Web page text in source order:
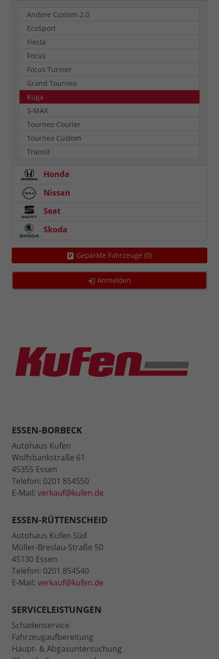
Andere Custom 2.0
EcoSport
Fiesta
Focus
Focus Turnier
Grand Tourneo
Kuga
S-MAX
Tourneo Courier
Tourneo Custom
Transit
Honda
Nissan
Seat
Skoda
Geparkte Fahrzeuge (0)
Anmelden
ESSEN-BORBECK
Autohaus Kufen
Wolfsbankstraße 61
45355 Essen
Telefon: 0201 854550
E-Mail: verkauf@kufen.de
ESSEN-RÜTTENSCHEID
Autohaus Kufen Süd
Müller-Breslau-Straße 50
45130 Essen
Telefon: 0201 854540
E-Mail: verkauf@kufen.de
SERVICELEISTUNGEN
Schadenservice
Fahrzeugaufbereitung
Haupt- & Abgasuntersuchung